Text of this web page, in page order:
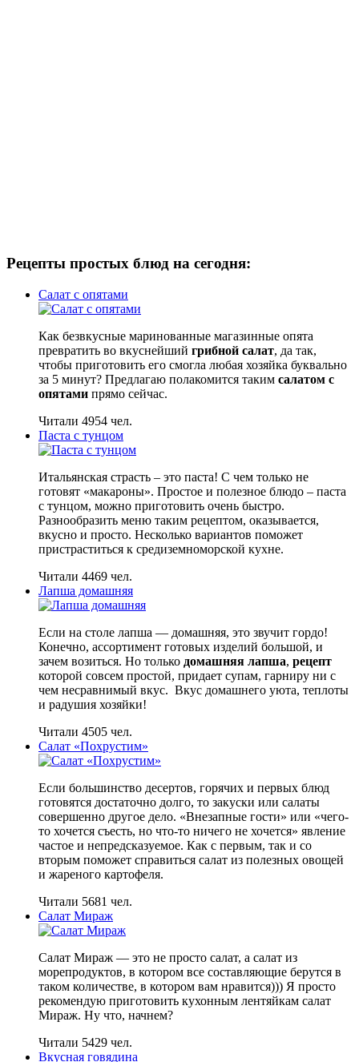
Рецепты простых блюд на сегодня:
Салат с опятами
Как безвкусные маринованные магазинные опята
превратить во вкуснейший грибной салат, да так,
чтобы приготовить его смогла любая хозяйка буквально
за 5 минут? Предлагаю полакомится таким салатом с
опятами прямо сейчас.
Читали 4954 чел.
Паста с тунцом
Итальянская страсть – это паста! С чем только не
готовят «макароны». Простое и полезное блюдо – паста
с тунцом, можно приготовить очень быстро.
Разнообразить меню таким рецептом, оказывается,
вкусно и просто. Несколько вариантов поможет
пристраститься к средиземноморской кухне.
Читали 4469 чел.
Лапша домашняя
Если на столе лапша — домашняя, это звучит гордо!
Конечно, ассортимент готовых изделий большой, и
зачем возиться. Но только домашняя лапша, рецепт
которой совсем простой, придает супам, гарниру ни с
чем несравнимый вкус. Вкус домашнего уюта, теплоты
и радушия хозяйки!
Читали 4505 чел.
Салат «Похрустим»
Если большинство десертов, горячих и первых блюд
готовятся достаточно долго, то закуски или салаты
совершенно другое дело. «Внезапные гости» или «чего-
то хочется съесть, но что-то ничего не хочется» явление
частое и непредсказуемое. Как с первым, так и со
вторым поможет справиться салат из полезных овощей
и жареного картофеля.
Читали 5681 чел.
Салат Мираж
Салат Мираж — это не просто салат, а салат из
морепродуктов, в котором все составляющие берутся в
таком количестве, в котором вам нравится))) Я просто
рекомендую приготовить кухонным лентяйкам салат
Мираж. Ну что, начнем?
Читали 5429 чел.
Вкусная говядина